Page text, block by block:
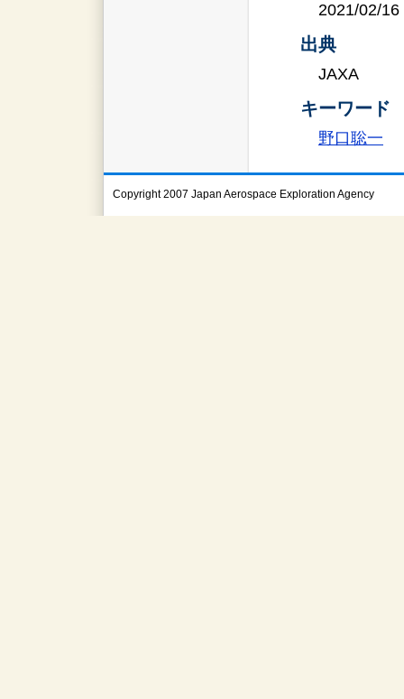
2021/02/16
出典
JAXA
キーワード
野口聡一
Copyright 2007 Japan Aerospace Exploration Agency